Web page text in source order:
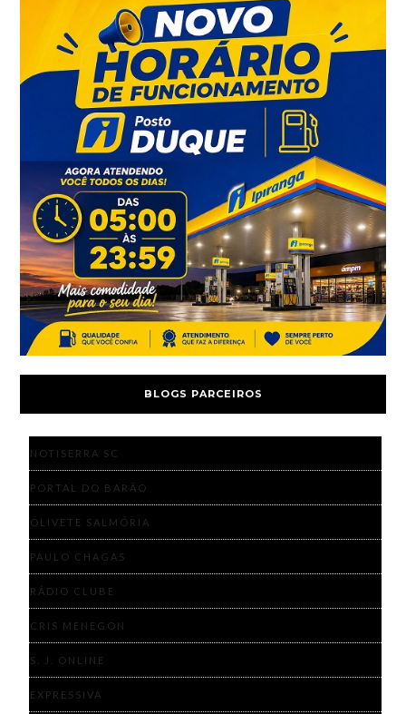
BLOGS PARCEIROS
NOTISERRA SC
PORTAL DO BARÃO
OLIVETE SALMÓRIA
PAULO CHAGAS
RÁDIO CLUBE
CRIS MENEGON
S. J. ONLINE
EXPRESSIVA